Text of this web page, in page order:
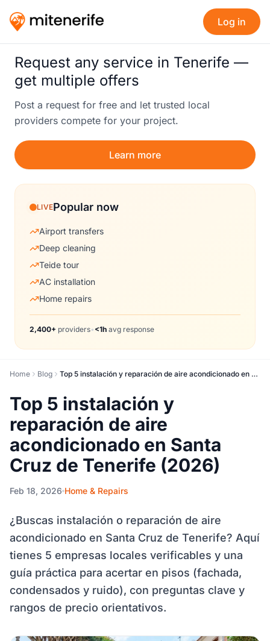
Log in
Request any service in Tenerife —
get multiple offers
Post a request for free and let trusted local
providers compete for your project.
Learn more
LIVEPopular now
Airport transfers
Deep cleaning
Teide tour
AC installation
Home repairs
2,400+ providers• <1h avg response
Home Blog Top 5 instalación y reparación de aire acondicionado en Santa Cruz de Tenerife (2026)
Top 5 instalación y
reparación de aire
acondicionado en Santa
Cruz de Tenerife (2026)
Feb 18, 2026 Home & Repairs
¿Buscas instalación o reparación de aire
acondicionado en Santa Cruz de Tenerife? Aquí
tienes 5 empresas locales verificables y una
guía práctica para acertar en pisos (fachada,
condensados y ruido), con preguntas clave y
rangos de precio orientativos.